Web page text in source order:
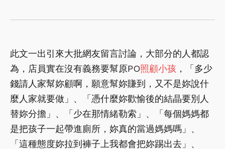
此文一出引來大批網友留言討論，大部分的人都認
為，店員實在沒有義務要幫原PO照顧小孩 ，「多少
錢請人家幫妳顧啊，願意幫妳賺到，又不是妳說什
麼人家就要做」、「憑什麼妳歡愉後的結晶要別人
替妳分擔」、「少在那情緒勒索」、「每個媽媽都
是把孩子一起帶進廁所，妳真的當過媽媽嗎」、
「這種態度妳拉到褲子上我都會把妳踢出去」、